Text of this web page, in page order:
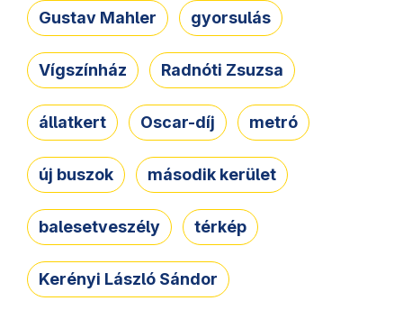
Gustav Mahler gyorsulás
Vígszínház Radnóti Zsuzsa
állatkert Oscar-díj metró
új buszok második kerület
balesetveszély térkép
Kerényi László Sándor